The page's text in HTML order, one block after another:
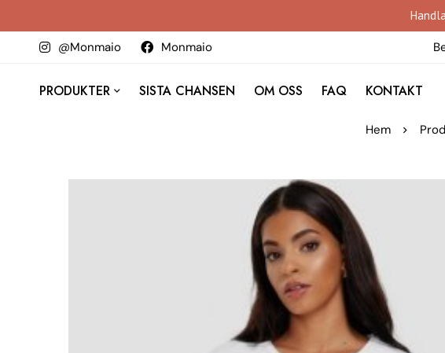
@Monmaio Monmaio
PRODUKTER SISTA CHANSEN OM OSS FAQ KONTAKT
Hem